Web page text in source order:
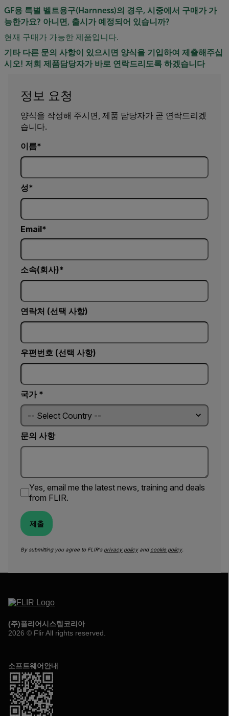
GF용 특별 벨트용구(Harnness)의 경우, 시중에서 구매가 가
능한가요? 아니면, 출시가 예정되어 있습니까?
현재 구매가 가능한 제품입니다.
기타 다른 문의 사항이 있으시면 양식을 기입하여 제출해주십
시오! 저희 제품담당자가 바로 연락드리도록 하겠습니다
정보 요청
양식을 작성해 주시면, 제품 담당자가 곧 연락드리겠
습니다.
이름
성
Email
소속(회사)
연락처 (선택 사항)
우편번호 (선택 사항)
국가 *
문의 사항
Yes, email me the latest news, training and deals
from FLIR.
제출
By submitting you agree to FLIR's privacy policyand cookie policy.
(주)플리어시스템코리아
2026 © Flir All rights reserved.
소프트웨어안내